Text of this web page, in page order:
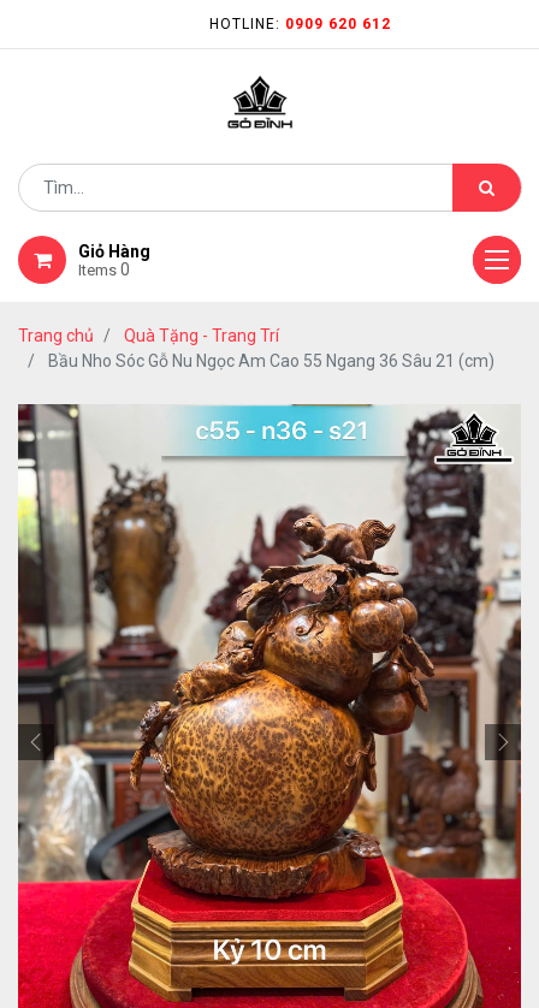
HOTLINE: 0909 620 612
Giỏ Hàng
Items 0
Trang chủ
Quà Tặng - Trang Trí
Bầu Nho Sóc Gỗ Nu Ngọc Am Cao 55 Ngang 36 Sâu 21 (cm)